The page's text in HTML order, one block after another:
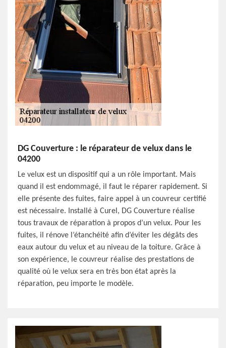
DG Couverture : le réparateur de velux dans le
04200
Le velux est un dispositif qui a un rôle important. Mais
quand il est endommagé, il faut le réparer rapidement. Si
elle présente des fuites, faire appel à un couvreur certifié
est nécessaire. Installé à Curel, DG Couverture réalise
tous travaux de réparation à propos d’un velux. Pour les
fuites, il rénove l’étanchéité afin d’éviter les dégâts des
eaux autour du velux et au niveau de la toiture. Grâce à
son expérience, le couvreur réalise des prestations de
qualité où le velux sera en très bon état après la
réparation, peu importe le modèle.